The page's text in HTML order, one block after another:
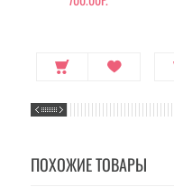
ПОХОЖИЕ ТОВАРЫ